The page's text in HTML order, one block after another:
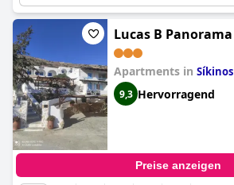
Lucas B Panorama
Apartments in Síkinos
9,3 Hervorragend
Preise anzeigen